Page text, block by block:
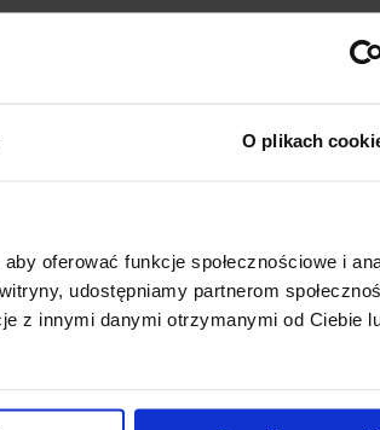
O plikach
oferować funkcje społecznościowe i
udostępniamy partnerom
z innymi danymi otrzymanymi od Ciebie